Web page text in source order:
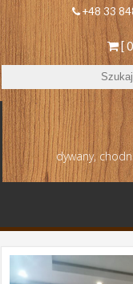
+48 33
[
dywany,